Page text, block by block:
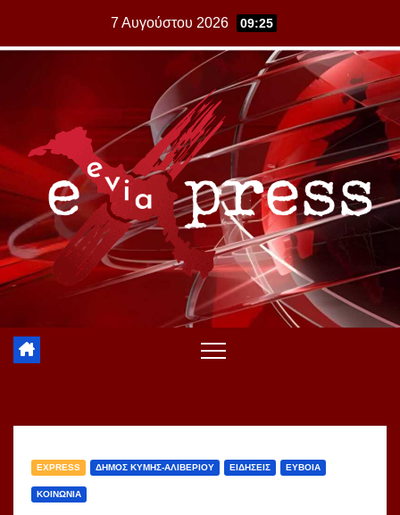
7 Αυγούστου 2026 09:25
EXPRESS ΔΗΜΟΣ ΚΥΜΗΣ-ΑΛΙΒΕΡΙΟΥ ΕΙΔΗΣΕΙΣ ΕΥΒΟΙΑ
ΚΟΙΝΩΝΙΑ